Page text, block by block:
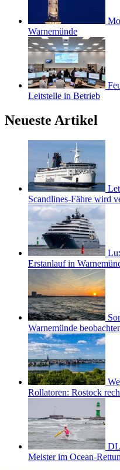
Warnemünde
Leitstelle in Betrieb
Neueste Artikel
Scandlines-Fähre wird
Erstanlauf in
Warnemünde
Rollatoren: Rostock
Meister im Ocean-